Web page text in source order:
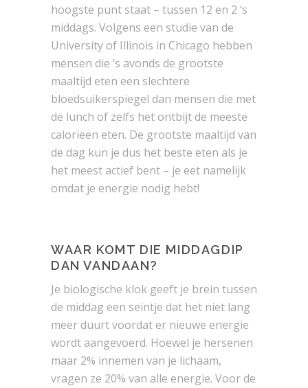
hoogste punt staat – tussen 12 en 2 ‘s
middags. Volgens een studie van de
University of Illinois in Chicago hebben
mensen die ’s avonds de grootste
maaltijd eten een slechtere
bloedsuikerspiegel dan mensen die met
de lunch of zelfs het ontbijt de meeste
calorieën eten. De grootste maaltijd van
de dag kun je dus het beste eten als je
het meest actief bent – je eet namelijk
omdat je energie nodig hebt!
WAAR KOMT DIE MIDDAGDIP
DAN VANDAAN?
Je biologische klok geeft je brein tussen
de middag een seintje dat het niet lang
meer duurt voordat er nieuwe energie
wordt aangevoerd. Hoewel je hersenen
maar 2% innemen van je lichaam,
vragen ze 20% van alle energie. Voor de